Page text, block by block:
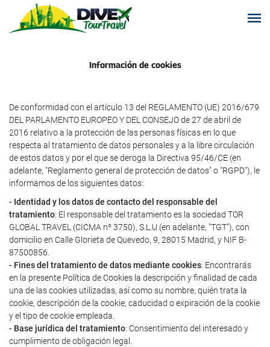
Información de cookies
De conformidad con el artículo 13 del REGLAMENTO (UE) 2016/679
DEL PARLAMENTO EUROPEO Y DEL CONSEJO de 27 de abril de
2016 relativo a la protección de las personas físicas en lo que
respecta al tratamiento de datos personales y a la libre circulación
de estos datos y por el que se deroga la Directiva 95/46/CE (en
adelante, "Reglamento general de protección de datos" o "RGPD"), le
informamos de los siguientes datos:
- Identidad y los datos de contacto del responsable del
tratamiento: El responsable del tratamiento es la sociedad TOR
GLOBAL TRAVEL (CICMA nº 3750), S.L.U (en adelante, "TGT"), con
domicilio en Calle Glorieta de Quevedo, 9, 28015 Madrid, y NIF B-
87500856.
- Fines del tratamiento de datos mediante cookies: Encontrarás
en la presente Política de Cookies la descripción y finalidad de cada
una de las cookies utilizadas, así como su nombre, quién trata la
cookie, descripción de la cookie, caducidad o expiración de la cookie
y el tipo de cookie empleada.
- Base jurídica del tratamiento: Consentimiento del interesado y
cumplimiento de obligación legal.